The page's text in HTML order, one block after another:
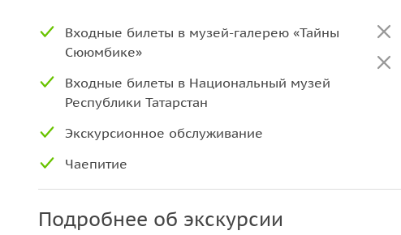
Входные билеты в музей-галерею «Тайны
Сююмбике»
Входные билеты в Национальный музей
Республики Татарстан
Экскурсионное обслуживание
Чаепитие
Подробнее об экскурсии